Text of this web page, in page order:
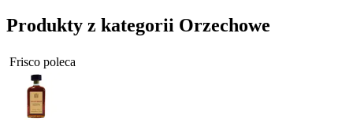
Produkty z kategorii Orzechowe
Frisco poleca